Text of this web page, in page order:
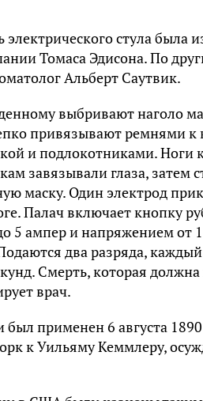
стула была
Томаса Эдисона. По
Альберт Саутвик.
выбривают наголо
привязывают ремнями к
и подлокотниками.
завязывали глаза, затем
маску. Один электрод
Палач включает кнопку
5 ампер и напряжением от
два разряда,
Смерть, которая должна
врач.
применен 6 августа
к Уильяму Кеммлеру,